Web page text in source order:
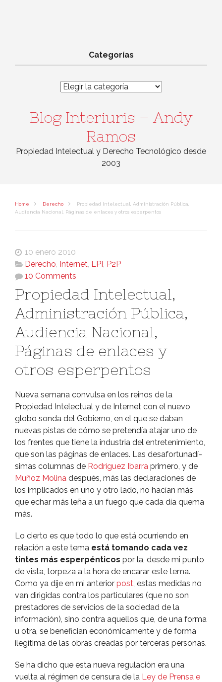
Categorías
Categorías
Blog Interiuris – Andy
Ramos
Propiedad Intelectual y Derecho Tecnológico desde
2003
Home Derecho
Propiedad Intelectual, Administración Pública,
Audiencia Nacional, Páginas de enlaces y otros esperpentos
10 enero 2010
Derecho, Internet, LPI, P2P
10 Comments
Propiedad Intelectual,
Administración Pública,
Audiencia Nacional,
Páginas de enlaces y
otros esperpentos
Nueva semana convulsa en los reinos de la
Propiedad Intelectual y de Internet con el nuevo
globo sonda del Gobierno, en el que se daban
nuevas pistas de cómo se pretendí­a atajar uno de
los frentes que tiene la industria del entretenimiento,
que son las páginas de enlaces. Las desafortunadí­
simas columnas de Rodrí­guez Ibarra primero, y de
Muñoz Molina después, más las declaraciones de
los implicados en uno y otro lado, no hací­an más
que echar más leña a un fuego que cada dí­a quema
más.
Lo cierto es que todo lo que está ocurriendo en
relación a este tema está tomando cada vez
tintes más esperpénticos por la, desde mi punto
de vista, torpeza a la hora de encarar este tema.
Como ya dije en mi anterior post, estas medidas no
van dirigidas contra los particulares (que no son
prestadores de servicios de la sociedad de la
información), sino contra aquellos que, de una forma
u otra, se benefician económicamente y de forma
ilegí­tima de las obras creadas por terceras personas.
Se ha dicho que esta nueva regulación era una
vuelta al régimen de censura de la Ley de Prensa e